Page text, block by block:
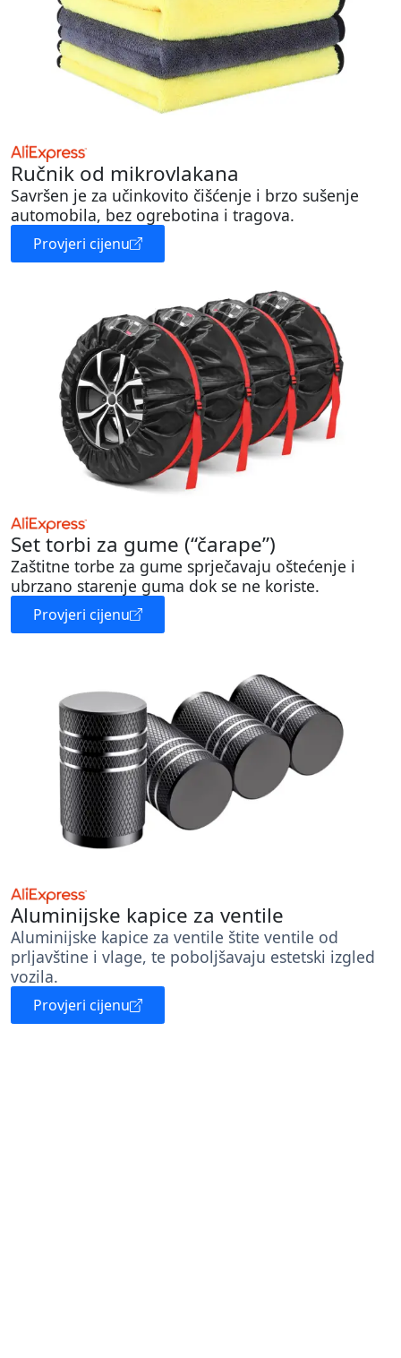
Ručnik od mikrovlakana
Savršen je za učinkovito čišćenje i brzo sušenje
automobila, bez ogrebotina i tragova.
Provjeri cijenu
Set torbi za gume (“čarape”)
Zaštitne torbe za gume sprječavaju oštećenje i
ubrzano starenje guma dok se ne koriste.
Provjeri cijenu
Aluminijske kapice za ventile
Aluminijske kapice za ventile štite ventile od
prljavštine i vlage, te poboljšavaju estetski izgled
vozila.
Provjeri cijenu